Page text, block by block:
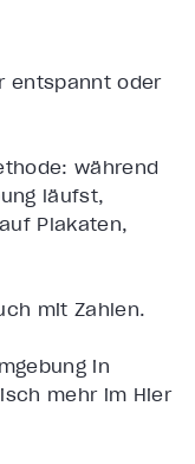
entspannt oder
während
läufst,
Plakaten,
mit Zahlen.
in
mehr im Hier